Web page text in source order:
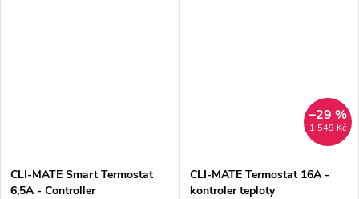
CLI-MATE Smart Termostat
6,5A - Controller
1 549 Kč
–29 %
CLI-MATE Termostat 16A -
kontroler teploty